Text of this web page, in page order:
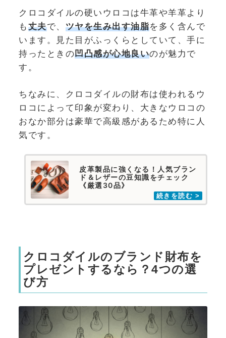
クロコダイルの硬いウロコは牛革や羊革より
も 丈夫で、 ツヤを生み出す油脂を多く含んで
います。見た目がふっくらとしていて、手に
持ったときの凹凸感が心地良いのが魅力で
す。
ちなみに、クロコダイルの財布は使われるウ
ロコによって印象が変わり、大きなウロコの
おなか部分は豪華で高級感があるため特に人
気です。
皮革製品に強くなる！人気ブラン
ド＆レザーの豆知識をチェック
《厳選30品》
クロコダイルのブランド財布を
プレゼントするなら？4つの選
び方